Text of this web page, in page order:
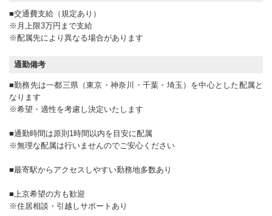
■交通費支給（規定あり）
※月上限3万円まで支給
※配属先により異なる場合があります
通勤備考
■勤務先は一都三県（東京・神奈川・千葉・埼玉）を中心とした配属と
なります
※希望・適性を考慮し決定いたします
■通勤時間は原則1時間以内を目安に配属
※無理な配属は行いませんのでご安心ください
■最寄駅からアクセスしやすい勤務地多数あり
■上京希望の方も歓迎
※住居相談・引越しサポートあり